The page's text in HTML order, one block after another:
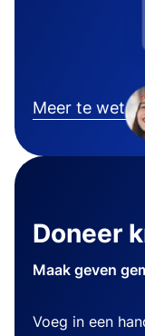
Meer te
Doneer
Maak geven
Voeg in een